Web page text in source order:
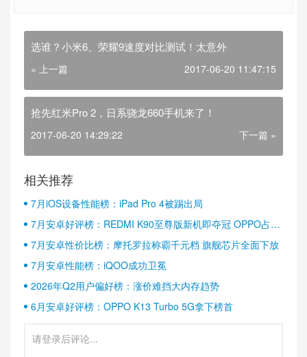
选谁？小米6、荣耀9速度对比测试！太意外
« 上一篇 2017-06-20 11:47:15
抢先红米Pro 2，日系骁龙660手机来了！
2017-06-20 14:29:22 下一篇 »
相关推荐
7月iOS设备性能榜：iPad Pro 4被踢出局
7月安卓好评榜：REDMI K90至尊版新机即夺冠 OPPO占据
半壁江山
7月安卓性价比榜：摩托罗拉称霸千元档 旗舰芯片全面下放
7月安卓性能榜：iQOO成功卫冕
2026年Q2用户偏好榜：涨价难挡大内存趋势
6月安卓好评榜：OPPO K13 Turbo 5G拿下榜首